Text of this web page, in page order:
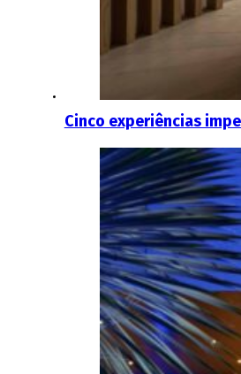
Cinco experiências